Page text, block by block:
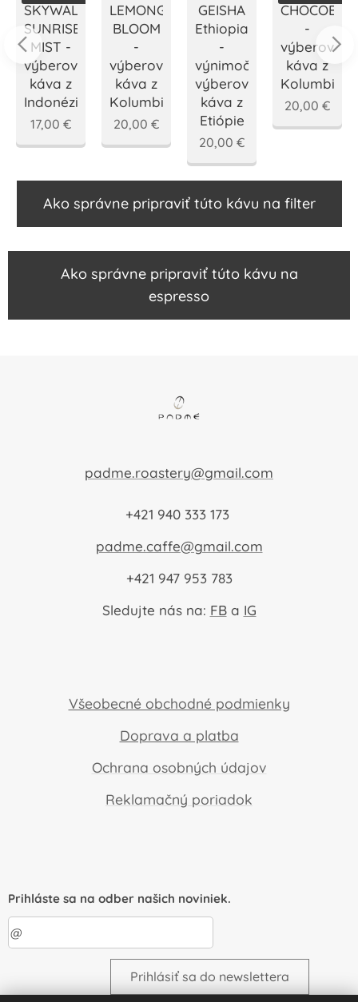
SKYWALKER
SUNRISE
MIST -
výberová
káva z
Indonézie
17,00 €
LEMONGRASS
BLOOM
-
výberová
káva z
Kolumbie
20,00 €
GEISHA
Ethiopia
-
výnimočná
výberová
káva z
Etiópie
20,00 €
-
výberová
káva z
Kolumbie
20,00 €
Ako správne pripraviť túto kávu na filter
Ako správne pripraviť túto kávu na
espresso
padme.roastery@gmail.com
+421 940 333 173
padme.caffe@gmail.com
+421 947 953 783
Sledujte nás na: FBa IG
Všeobecné obchodné podmienky
Doprava a platba
Ochrana osobných údajov
Reklamačný poriadok
Prihláste sa na odber našich noviniek.
Prihlásiť sa do newslettera